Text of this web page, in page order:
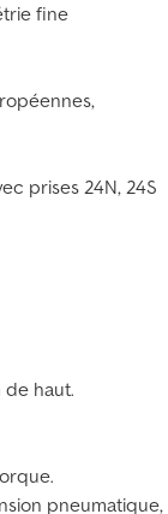
fine
prises 24N, 24S
de haut.
pneumatique,